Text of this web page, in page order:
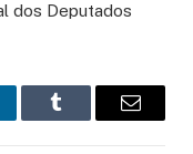
dos Deputados
Tumblr Email